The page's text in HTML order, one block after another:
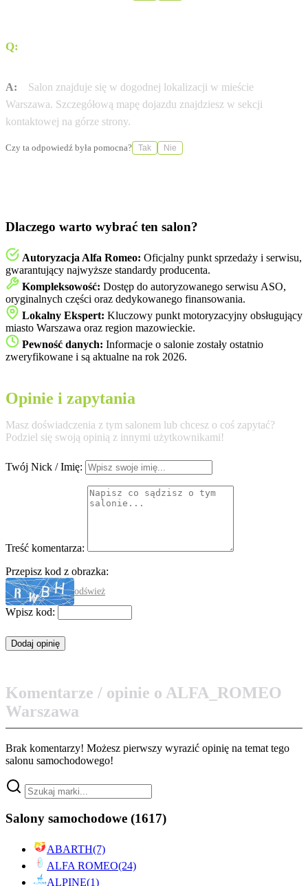
Q:
A:
Salon znajduje się w dogodnej lokalizacji w mieście
Warszawa. Szczegółową mapę dojazdu znajdziesz w sekcji
kontaktowej na górze strony.
Czy ta odpowiedź była pomocna? Tak Nie
Dlaczego warto wybrać ten salon?
Autoryzacja Alfa Romeo: Oficjalny punkt sprzedaży i serwisu,
gwarantujący najwyższe standardy producenta.
Kompleksowość: Dostęp do autoryzowanego serwisu ASO,
oryginalnych części oraz dedykowanego finansowania.
Lokalny Ekspert: Kluczowy punkt motoryzacyjny obsługujący
miasto Warszawa oraz region mazowieckie.
Pewność danych: Informacje o salonie zostały ostatnio
zweryfikowane i są aktualne na rok 2026.
Opinie i zapytania
Masz doświadczenia z tym salonem lub chcesz o coś zapytać?
Podziel się swoją opinią z innymi użytkownikami!
Twój Nick / Imię:
Treść komentarza:
Przepisz kod z obrazka:
odśwież
Wpisz kod:
Komentarze / opinie o ALFA_ROMEO
Warszawa
Brak komentarzy! Możesz pierwszy wyrazić opinię na temat tego
salonu samochodowego!
Salony samochodowe (1617)
ABARTH(7)
ALFA ROMEO(24)
ALPINE(1)